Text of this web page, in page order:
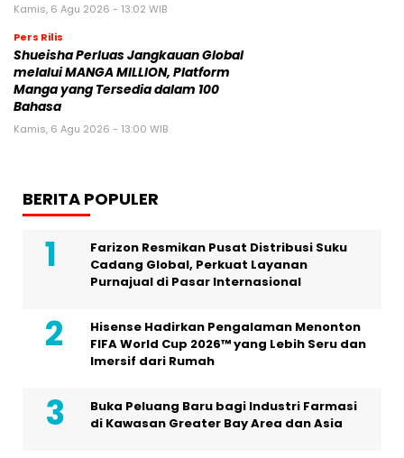
Kamis, 6 Agu 2026 - 13:02 WIB
Pers Rilis
Shueisha Perluas Jangkauan Global
melalui MANGA MILLION, Platform
Manga yang Tersedia dalam 100
Bahasa
Kamis, 6 Agu 2026 - 13:00 WIB
BERITA POPULER
Farizon Resmikan Pusat Distribusi Suku
Cadang Global, Perkuat Layanan
Purnajual di Pasar Internasional
Hisense Hadirkan Pengalaman Menonton
FIFA World Cup 2026™ yang Lebih Seru dan
Imersif dari Rumah
Buka Peluang Baru bagi Industri Farmasi
di Kawasan Greater Bay Area dan Asia